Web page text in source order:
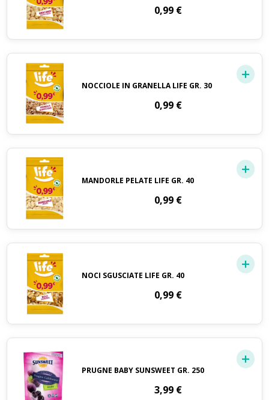
0,99 €
NOCCIOLE IN GRANELLA LIFE GR. 30
0,99 €
MANDORLE PELATE LIFE GR. 40
0,99 €
NOCI SGUSCIATE LIFE GR. 40
0,99 €
PRUGNE BABY SUNSWEET GR. 250
3,99 €